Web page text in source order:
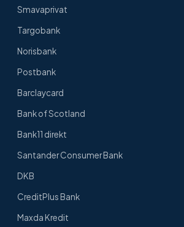
Smavaprivat
Targobank
Norisbank
Postbank
Barclaycard
Bank of Scotland
Bank11 direkt
Santander Consumer Bank
DKB
CreditPlus Bank
Maxda Kredit